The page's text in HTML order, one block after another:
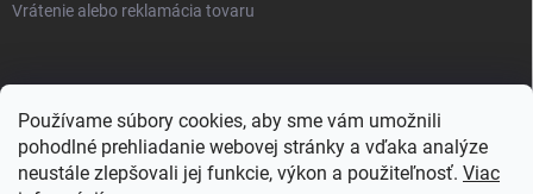
Používame súbory cookies, aby sme vám umožnili
pohodlné prehliadanie webovej stránky a vďaka analýze
neustále zlepšovali jej funkcie, výkon a použiteľnosť. Viac
Vrátenie alebo reklamácia tovaru